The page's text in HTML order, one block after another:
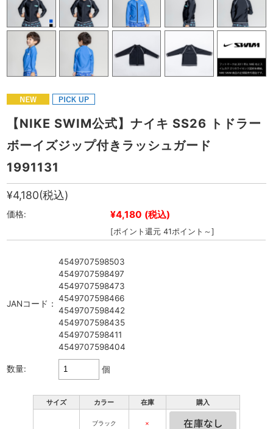
【NIKE SWIM公式】ナイキ SS26 トドラー
ボーイズジップ付きラッシュガード
1991131
¥4,180(税込)
価格: ¥4,180 (税込)
[ポイント還元 41ポイント～]
JANコード：
4549707598503
4549707598497
4549707598473
4549707598466
4549707598442
4549707598435
4549707598411
4549707598404
数量: 個
サイズ カラー 在庫 購入
ブラック ×